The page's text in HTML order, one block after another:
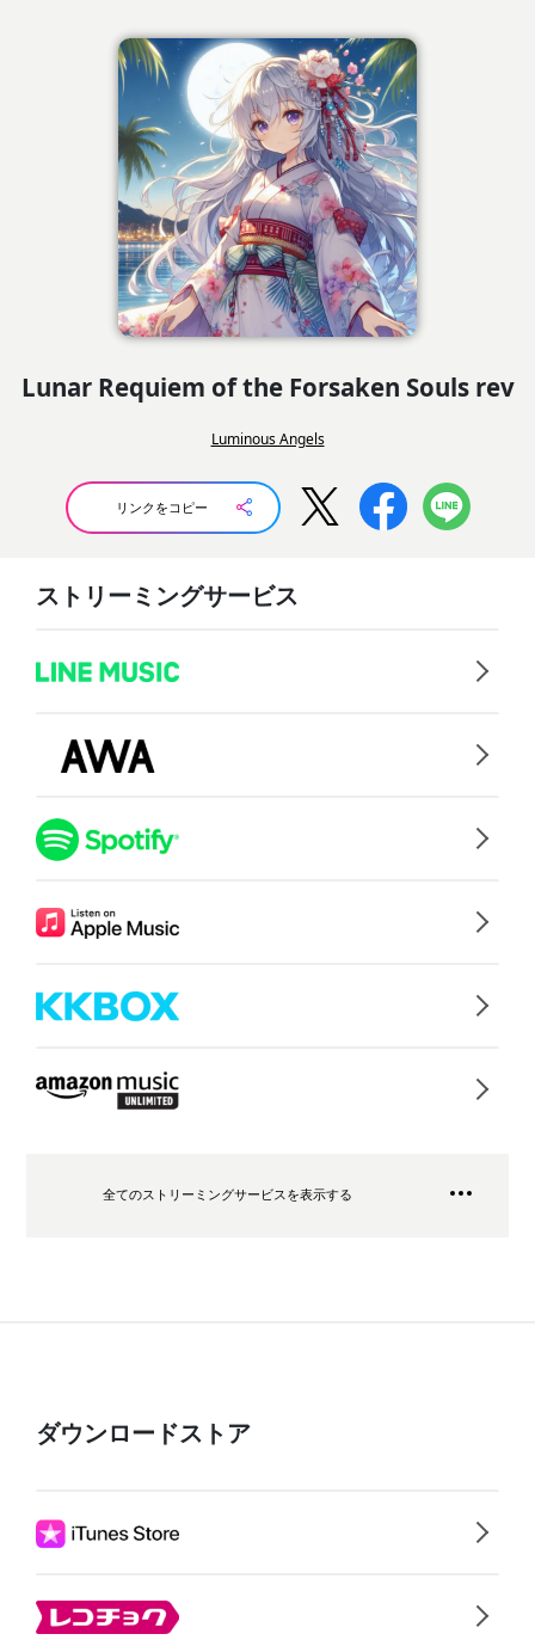
Lunar Requiem of the Forsaken Souls rev
Luminous Angels
リンクをコピー
ストリーミングサービス
全てのストリーミングサービスを表示する
ダウンロードストア